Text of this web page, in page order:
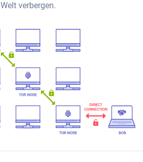
Welt verbergen.